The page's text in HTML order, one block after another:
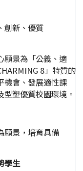
願景為「公義、適
8」特質的
機會、發展適性課
塑優質校園環境。
願景，培育具備
學生